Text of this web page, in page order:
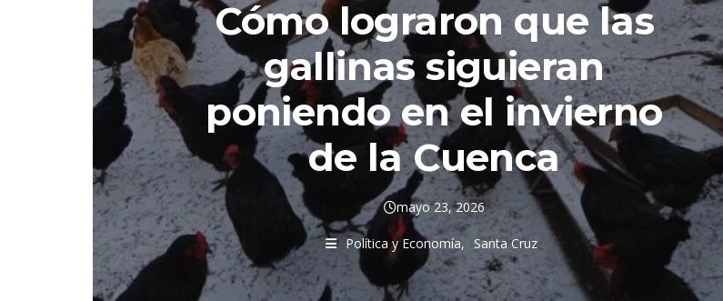
Cómo lograron que las
gallinas siguieran
poniendo en el invierno
de la Cuenca
mayo 23, 2026
Política y Economía Santa Cruz